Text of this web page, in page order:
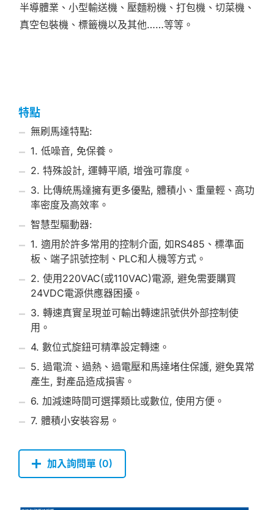
半導體業、小型輸送機、壓麵粉機、打包機、切菜機、
真空包裝機、標籤機以及其他……等等。
特點
無刷馬達特點:
1. 低噪音, 免保養。
2. 特殊設計, 運轉平順, 增強可靠度。
3. 比傳統馬達擁有更多優點, 體積小、重量輕、高功
率密度及高效率。
智慧型驅動器:
1. 適用於許多常用的控制介面, 如RS485、標準面
板、端子訊號控制、PLC和人機等方式。
2. 使用220VAC(或110VAC)電源, 避免需要購買
24VDC電源供應器困擾。
3. 轉速真實呈現並可輸出轉速訊號供外部控制使
用。
4. 數位式旋鈕可精準設定轉速。
5. 過電流、過熱、過電壓和馬達堵住保護, 避免異常
產生, 對產品造成損害。
6. 加減速時間可選擇類比或數位, 使用方便。
7. 體積小安裝容易。
加入詢問單 (0)